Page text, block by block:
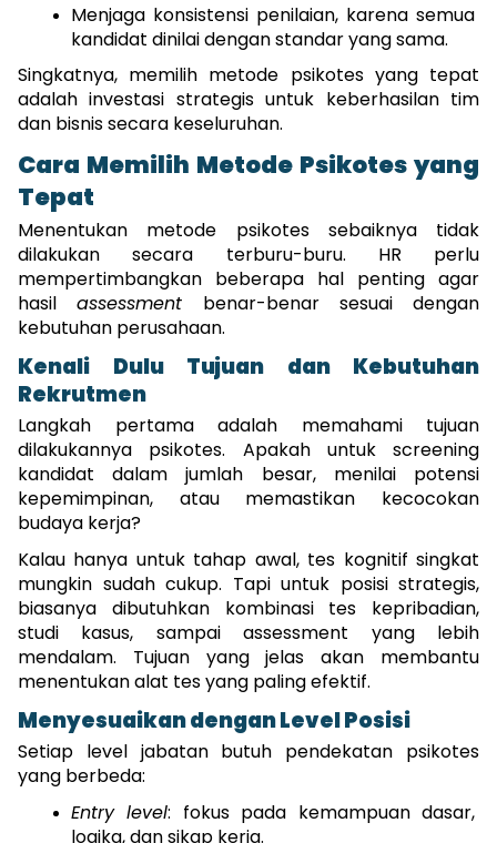
Menjaga konsistensi penilaian, karena semua
kandidat dinilai dengan standar yang sama.
Singkatnya, memilih metode psikotes yang tepat
adalah investasi strategis untuk keberhasilan tim
dan bisnis secara keseluruhan.
Cara Memilih Metode Psikotes yang
Tepat
Menentukan metode psikotes sebaiknya tidak
dilakukan secara terburu-buru. HR perlu
mempertimbangkan beberapa hal penting agar
hasil assessment benar-benar sesuai dengan
kebutuhan perusahaan.
Kenali Dulu Tujuan dan Kebutuhan
Rekrutmen
Langkah pertama adalah memahami tujuan
dilakukannya psikotes. Apakah untuk screening
kandidat dalam jumlah besar, menilai potensi
kepemimpinan, atau memastikan kecocokan
budaya kerja?
Kalau hanya untuk tahap awal, tes kognitif singkat
mungkin sudah cukup. Tapi untuk posisi strategis,
biasanya dibutuhkan kombinasi tes kepribadian,
studi kasus, sampai assessment yang lebih
mendalam. Tujuan yang jelas akan membantu
menentukan alat tes yang paling efektif.
Menyesuaikan dengan Level Posisi
Setiap level jabatan butuh pendekatan psikotes
yang berbeda:
Entry level: fokus pada kemampuan dasar,
logika, dan sikap kerja.